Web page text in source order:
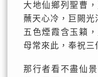
大地仙鄉列聖曹
蘸天心冷，巨闕光
五色煙霞含玉籟
母常來此，奉祝三
那行者看不盡仙